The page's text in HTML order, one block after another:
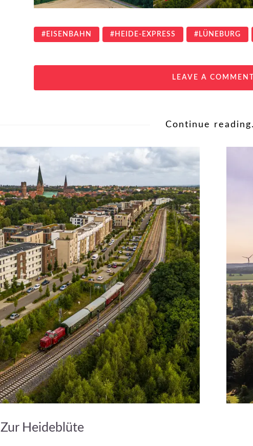
EISENBAHN HEIDE-EXPRESS LÜNEBURG
LEAVE A COMMENT
Continue
Zur Heideblüte